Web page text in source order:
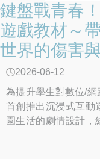
鍵盤戰青春
遊戲教材～
世界的傷害
2026-06-12
為提升學生對數位/
首創推出沉浸式互動
園生活的劇情設計，